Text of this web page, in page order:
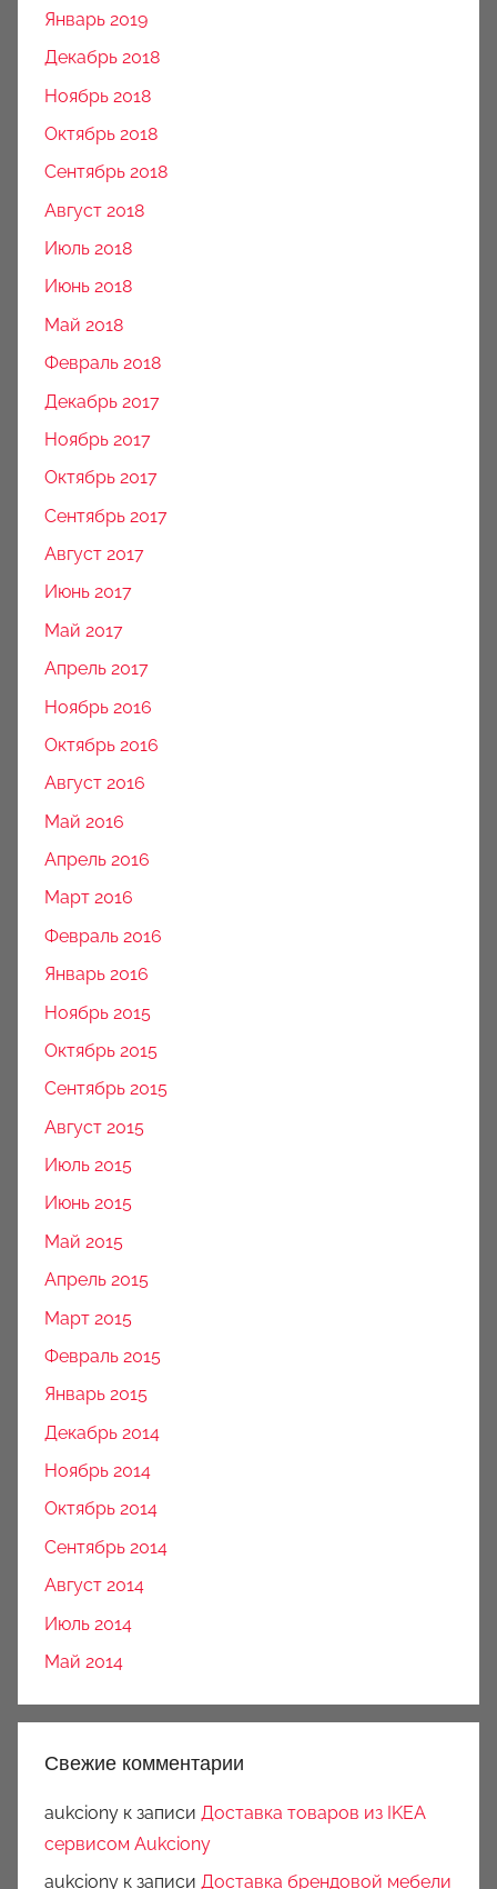
Январь 2019
Декабрь 2018
Ноябрь 2018
Октябрь 2018
Сентябрь 2018
Август 2018
Июль 2018
Июнь 2018
Май 2018
Февраль 2018
Декабрь 2017
Ноябрь 2017
Октябрь 2017
Сентябрь 2017
Август 2017
Июнь 2017
Май 2017
Апрель 2017
Ноябрь 2016
Октябрь 2016
Август 2016
Май 2016
Апрель 2016
Март 2016
Февраль 2016
Январь 2016
Ноябрь 2015
Октябрь 2015
Сентябрь 2015
Август 2015
Июль 2015
Июнь 2015
Май 2015
Апрель 2015
Март 2015
Февраль 2015
Январь 2015
Декабрь 2014
Ноябрь 2014
Октябрь 2014
Сентябрь 2014
Август 2014
Июль 2014
Май 2014
Свежие комментарии
aukciony к записи Доставка товаров из IKEA
сервисом Aukciony
aukciony к записи Доставка брендовой мебели